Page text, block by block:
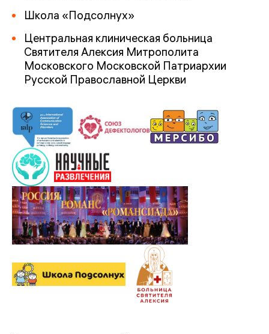
Школа «Подсолнух»
Центральная клиническая больница
Святителя Алексия Митрополита
Московского Московской Патриархии
Русской Православной Церкви